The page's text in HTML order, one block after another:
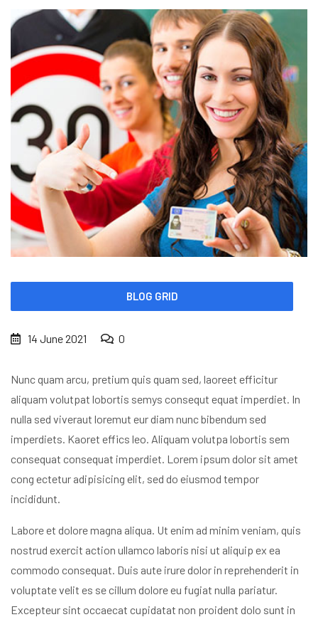
BLOG GRID
14 June 2021 0
Nunc quam arcu, pretium quis quam sed, laoreet efficitur
aliquam volutpat lobortis semys consequt equat imperdiet. In
nulla sed viveraut loremut eur diam nunc bibendum sed
imperdiets. Kaoret effics leo. Aliquam volutpa lobortis sem
consequat consequat imperdiet. Lorem ipsum dolor sit amet
cong ectetur adipisicing elit, sed do eiusmod tempor
incididunt.
Labore et dolore magna aliqua. Ut enim ad minim veniam, quis
nostrud exercit action ullamco laboris nisi ut aliquip ex ea
commodo consequat. Duis aute irure dolor in reprehenderit in
voluptate velit es se cillum dolore eu fugiat nulla pariatur.
Excepteur sint occaecat cupidatat non proident dolo sunt in